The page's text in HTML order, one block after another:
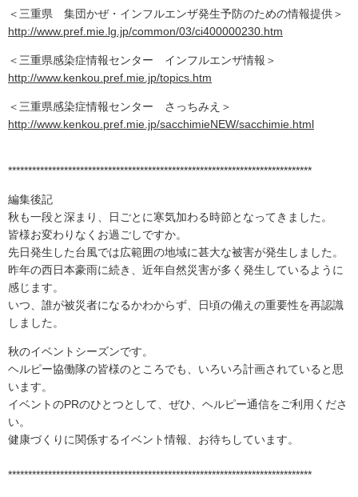
＜三重県 集団かぜ・インフルエンザ発生予防のための情報提供＞
http://www.pref.mie.lg.jp/common/03/ci400000230.htm
＜三重県感染症情報センター インフルエンザ情報＞
http://www.kenkou.pref.mie.jp/topics.htm
＜三重県感染症情報センター さっちみえ＞
http://www.kenkou.pref.mie.jp/sacchimieNEW/sacchimie.html
****************************************************************************
編集後記
秋も一段と深まり、日ごとに寒気加わる時節となってきました。
皆様お変わりなくお過ごしですか。
先日発生した台風では広範囲の地域に甚大な被害が発生しました。
昨年の西日本豪雨に続き、近年自然災害が多く発生しているように
感じます。
いつ、誰が被災者になるかわからず、日頃の備えの重要性を再認識
しました。
秋のイベントシーズンです。
ヘルピー協働隊の皆様のところでも、いろいろ計画されていると思
います。
イベントのPRのひとつとして、ぜひ、ヘルピー通信をご利用くださ
い。
健康づくりに関係するイベント情報、お待ちしています。
****************************************************************************